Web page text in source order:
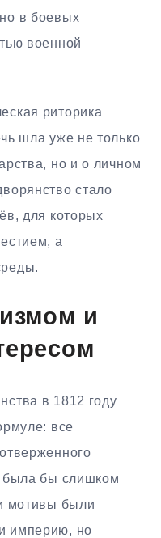
в боевых
военной
риторика
шла уже не только
но и о личном
стало
для которых
а
и
в 1812 году
все
была бы слишком
мотивы были
империю, но